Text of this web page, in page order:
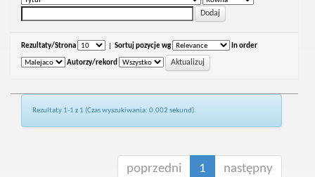
Rezultaty/Strona Sortuj pozycje wg In order
Autorzy/rekord
Rezultaty 1-1 z 1 (Czas wyszukiwania: 0.002 sekund).
poprzedni 1 następny